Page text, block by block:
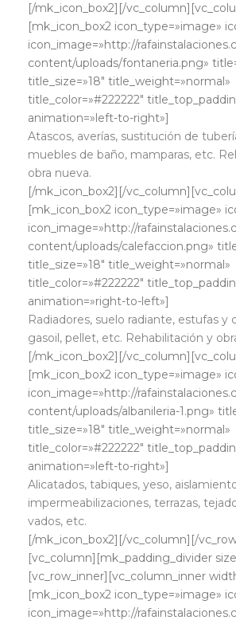
[/mk_icon_box2][/
[mk_icon_box2 icon_type=»image»
icon_image=»http://
content/uploads/fontaneria.png»
title_size=»18″ title_weight=»normal»
title_color=»#222222″
animation=»left-to-right»]
Atascos, averías, sustitución de
muebles de baño, mamparas, etc.
obra nueva.
[/mk_icon_box2][/
[mk_icon_box2 icon_type=»image»
icon_image=»http://
content/uploads/calefaccion.png»
title_size=»18″ title_weight=»normal»
title_color=»#222222″
animation=»right-to-left»]
Radiadores, suelo radiante, estufas y
gasoil, pellet, etc. Rehabilitación y
[/mk_icon_box2][/
[mk_icon_box2 icon_type=»image»
icon_image=»http://
content/uploads/albanileria-1.png»
title_size=»18″ title_weight=»normal»
title_color=»#222222″
animation=»left-to-right»]
Alicatados, tabiques, yeso,
impermeabilizaciones, terrazas,
vados, etc.
[/mk_icon_box2][/vc_column][/
[vc_column][mk_padding_divider
[vc_row_inner][vc_column_inner
[mk_icon_box2 icon_type=»image»
icon_image=»http://